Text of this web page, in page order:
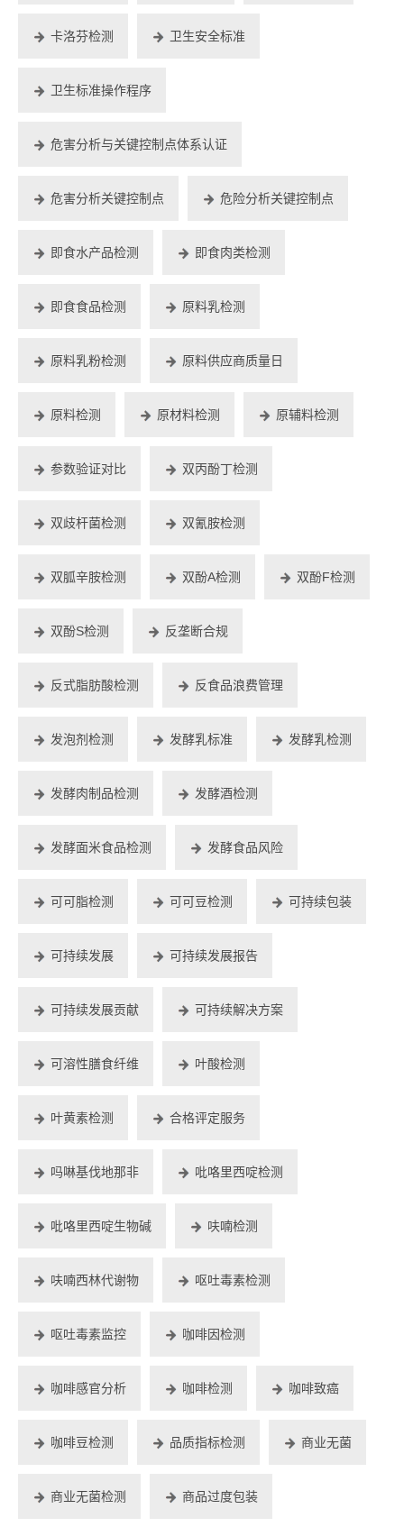
卡洛芬检测 卫生安全标准
卫生标准操作程序
危害分析与关键控制点体系认证
危害分析关键控制点 危险分析关键控制点
即食水产品检测 即食肉类检测
即食食品检测 原料乳检测
原料乳粉检测 原料供应商质量日
原料检测 原材料检测 原辅料检测
参数验证对比 双丙酚丁检测
双歧杆菌检测 双氰胺检测
双胍辛胺检测 双酚A检测 双酚F检测
双酚S检测 反垄断合规
反式脂肪酸检测 反食品浪费管理
发泡剂检测 发酵乳标准 发酵乳检测
发酵肉制品检测 发酵酒检测
发酵面米食品检测 发酵食品风险
可可脂检测 可可豆检测 可持续包装
可持续发展 可持续发展报告
可持续发展贡献 可持续解决方案
可溶性膳食纤维 叶酸检测
叶黄素检测 合格评定服务
吗啉基伐地那非 吡咯里西啶检测
吡咯里西啶生物碱 呋喃检测
呋喃西林代谢物 呕吐毒素检测
呕吐毒素监控 咖啡因检测
咖啡感官分析 咖啡检测 咖啡致癌
咖啡豆检测 品质指标检测 商业无菌
商业无菌检测 商品过度包装